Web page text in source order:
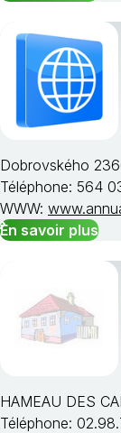
Dobrovského
Téléphone: 564
WWW:
En savoir plus
HAMEAU DES
Téléphone: